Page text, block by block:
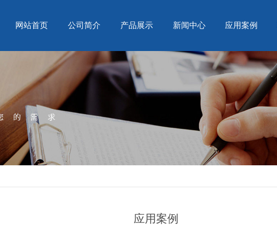
网站首页 公司简介 产品展示 新闻中心 应用案例
应用案例